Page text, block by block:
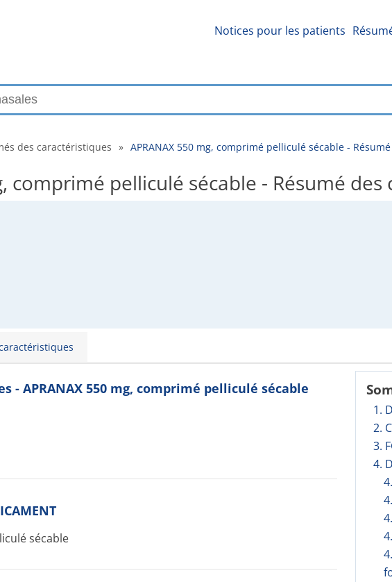
Notices pour les patients
des caractéristiques » APRANAX 550 mg, comprimé pelliculé sécable -
comprimé pelliculé sécable - Résumé
1.
2.
3.
4.
- APRANAX 550 mg, comprimé pelliculé sécable
sécable